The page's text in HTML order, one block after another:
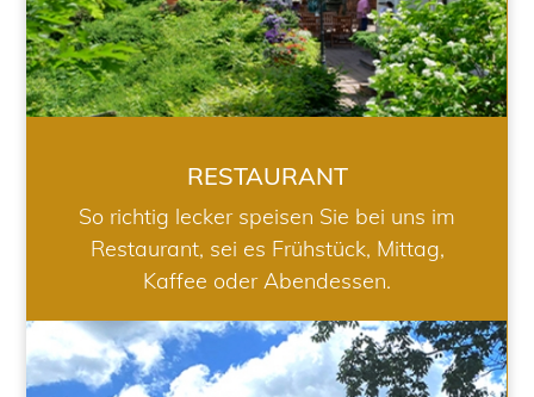
RESTAURANT
So richtig lecker speisen Sie bei uns im
Restaurant, sei es Frühstück, Mittag,
Kaffee oder Abendessen.